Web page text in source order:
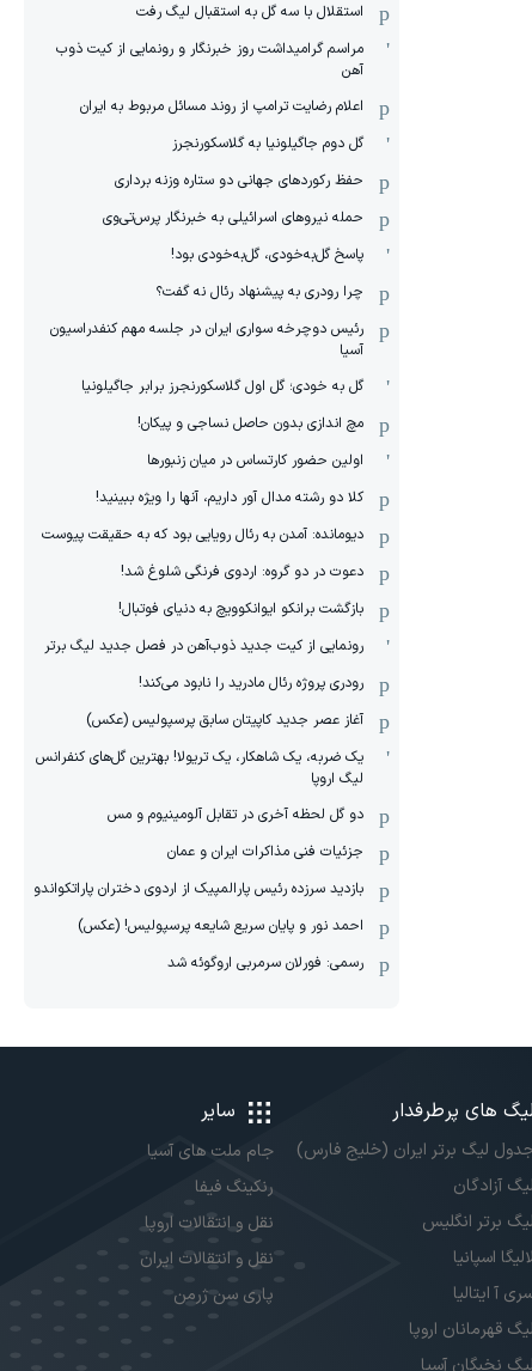
استقلال با سه گل به استقبال لیگ رفت
مراسم گرامیداشت روز خبرنگار و رونمایی از کیت ذوب
آهن
اعلام رضایت ترامپ از روند مسائل مربوط به ایران
گل دوم جاگیلونیا به گلاسکورنجرز
حفظ رکوردهای جهانی دو ستاره وزنه برداری
حمله نیروهای اسرائیلی به خبرنگار پرس‌تی‌وی
پاسخ گل‌به‌خودی، گل‌به‌خودی بود!
چرا رودری به پیشنهاد رئال نه گفت؟
رئیس دوچرخه سواری ایران در جلسه مهم کنفدراسیون
آسیا
گل به خودی؛ گل اول گلاسکورنجرز برابر جاگیلونیا
مچ اندازی بدون حاصل نساجی و پیکان!
اولین حضور کارتساس در میان زنبورها
کلا دو‌ رشته مدال آور داریم، آنها را ویژه ببینید!
دیومانده: آمدن به رئال رویایی بود که به حقیقت پیوست
دعوت در دو گروه: اردوی فرنگی شلوغ شد!
بازگشت برانکو ایوانکوویچ به دنیای فوتبال!
رونمایی از کیت جدید ذوب‌آهن در فصل جدید لیگ برتر
رودری پروژه رئال مادرید را نابود می‌کند!
آغاز عصر جدید کاپیتان سابق پرسپولیس (عکس)
یک ضربه، یک شاهکار، یک تریولا! بهترین گل‌های کنفرانس
لیگ اروپا
دو گل لحظه آخری در تقابل آلومینیوم و مس
جزئیات فنی مذاکرات ایران و عمان
بازدید سرزده رئیس پارالمپیک از اردوی دختران پاراتکواندو
احمد نور و پایان سریع شایعه پرسپولیس! (عکس)
رسمی: فورلان سرمربی اروگوئه شد
لیگ های پرطرفدار
لیگ برتر ایران (خلیج فارس)
لیگ آزادگان
لیگ برتر انگلیس
لالیگا اسپانیا
آ ایتالیا
لیگ قهرمانان اروپا
لیگ نخبگان آسیا
سایر
جام ملت های آسیا
رنکینگ فیفا
نقل و انتقالات اروپا
نقل و انتقالات ایران
پاری سن ژرمن